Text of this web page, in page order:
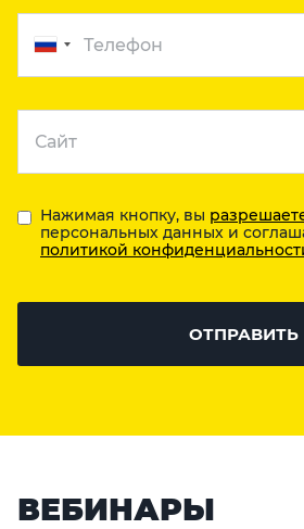
ОТПРАВИТЬ
Нажимая кнопку, вы
персональных данных и
политикой
ВЕБИНАРЫ